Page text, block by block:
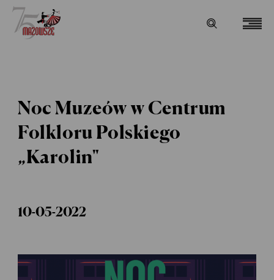
Noc Muzeów w Centrum
Folkloru Polskiego
„Karolin"
10-05-2022